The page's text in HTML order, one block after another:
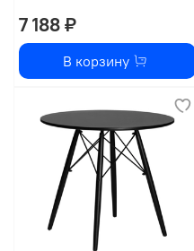
7 188 ₽
В корзину